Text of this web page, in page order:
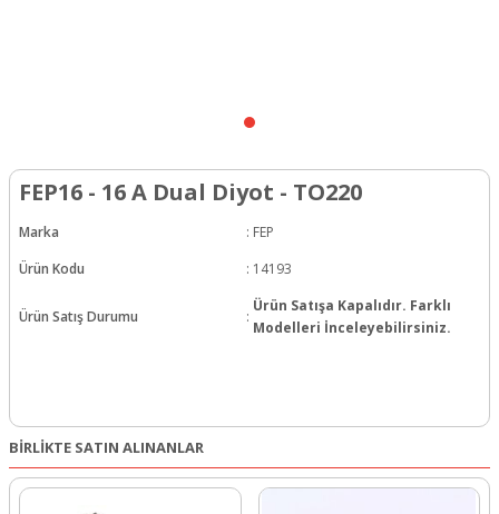
FEP16 - 16 A Dual Diyot - TO220
Marka : FEP
Ürün Kodu
: 14193
Ürün Satış Durumu :
Ürün Satışa Kapalıdır. Farklı
Modelleri İnceleyebilirsiniz.
BİRLİKTE SATIN ALINANLAR